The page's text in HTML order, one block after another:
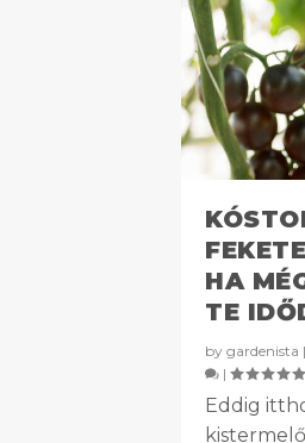
HA
TE
by gardenista |
|
Eddig